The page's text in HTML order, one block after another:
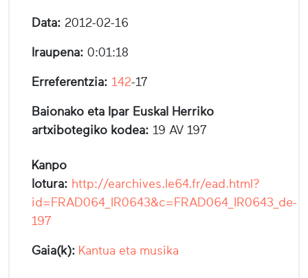
Data: 2012-02-16
Iraupena: 0:01:18
Erreferentzia: 142-17
Baionako eta Ipar Euskal Herriko
artxibotegiko kodea: 19 AV 197
Kanpo
lotura: http://earchives.le64.fr/ead.html?
id=FRAD064_IR0643&c=FRAD064_IR0643_de-
197
Gaia(k): Kantua eta musika